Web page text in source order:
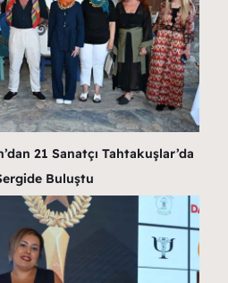
21 Sanatçı Tahtakuşlar’da
Buluştu